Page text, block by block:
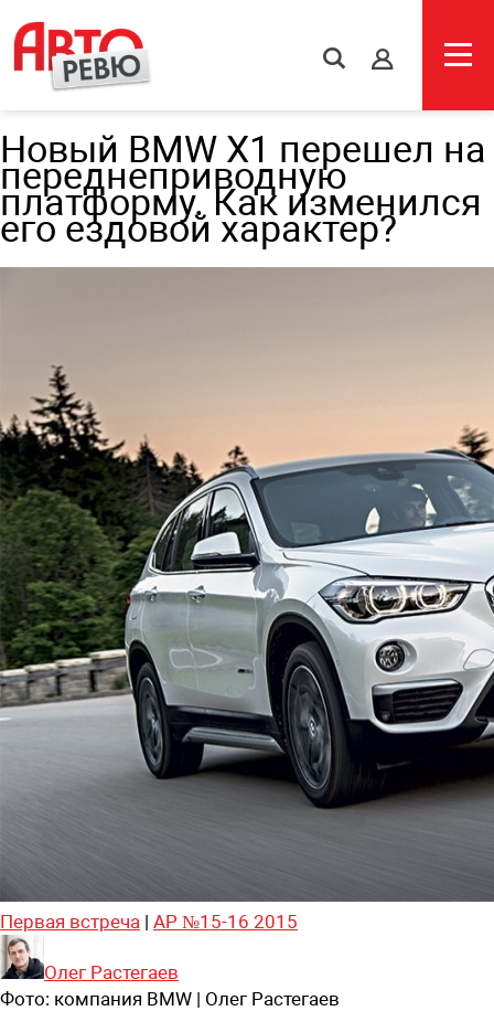
s
Новый BMW X1 перешел на
переднеприводную
платформу. Как изменился
его ездовой характер?
Первая встреча | АР №15-16 2015
Олег Растегаев
Фото: компания BMW | Олег Растегаев